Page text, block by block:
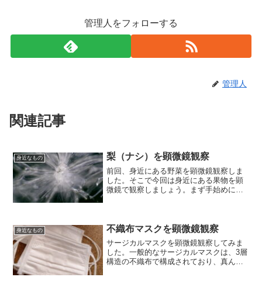
管理人をフォローする
管理人
関連記事
身近なもの 梨（ナシ）を顕微鏡観察
前回、身近にある野菜を顕微鏡観察しま
した。そこで今回は身近にある果物を顕
微鏡で観察しましょう。まず手始めに、
した食感が特徴です。では...
身近なもの 不織布マスクを顕微鏡観察
サージカルマスクを顕微鏡観察してみま
した。一般的なサージカルマスクは、3層
構造の不織布で構成されており、真ん中